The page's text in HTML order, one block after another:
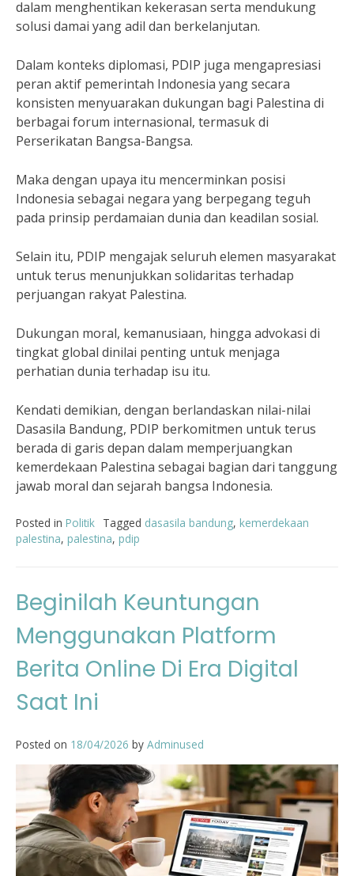
dalam menghentikan kekerasan serta mendukung
solusi damai yang adil dan berkelanjutan.
Dalam konteks diplomasi, PDIP juga mengapresiasi
peran aktif pemerintah Indonesia yang secara
konsisten menyuarakan dukungan bagi Palestina di
berbagai forum internasional, termasuk di
Perserikatan Bangsa-Bangsa.
Maka dengan upaya itu mencerminkan posisi
Indonesia sebagai negara yang berpegang teguh
pada prinsip perdamaian dunia dan keadilan sosial.
Selain itu, PDIP mengajak seluruh elemen masyarakat
untuk terus menunjukkan solidaritas terhadap
perjuangan rakyat Palestina.
Dukungan moral, kemanusiaan, hingga advokasi di
tingkat global dinilai penting untuk menjaga
perhatian dunia terhadap isu itu.
Kendati demikian, dengan berlandaskan nilai-nilai
Dasasila Bandung, PDIP berkomitmen untuk terus
berada di garis depan dalam memperjuangkan
kemerdekaan Palestina sebagai bagian dari tanggung
jawab moral dan sejarah bangsa Indonesia.
Posted in Politik Tagged dasasila bandung, kemerdekaan
palestina, palestina, pdip
Beginilah Keuntungan
Menggunakan Platform
Berita Online Di Era Digital
Saat Ini
Posted on 18/04/2026 by Adminused